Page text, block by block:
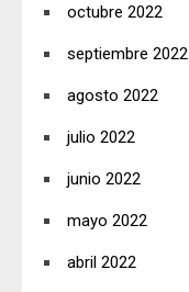
octubre 2022
septiembre 2022
agosto 2022
julio 2022
junio 2022
mayo 2022
abril 2022